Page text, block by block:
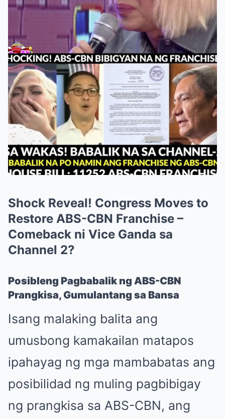
Shock Reveal! Congress Moves to
Restore ABS-CBN Franchise –
Comeback ni Vice Ganda sa
Channel 2?
Posibleng Pagbabalik ng ABS-CBN
Prangkisa, Gumulantang sa Bansa
Isang malaking balita ang
umusbong kamakailan matapos
ipahayag ng mga mambabatas ang
posibilidad ng muling pagbibigay
ng prangkisa sa ABS-CBN, ang